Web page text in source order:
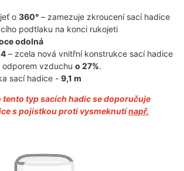
o360° – zamezuje zkroucení sací hadice
podtlaku na konci rukojeti
odolná
– zcela nová vnitřní konstrukce sací hadice
odporem vzduchuo 27%.
sací hadice -9,1 m
tento typ sacích hadic se doporučuje
s pojistkou proti vysmeknutínapř.